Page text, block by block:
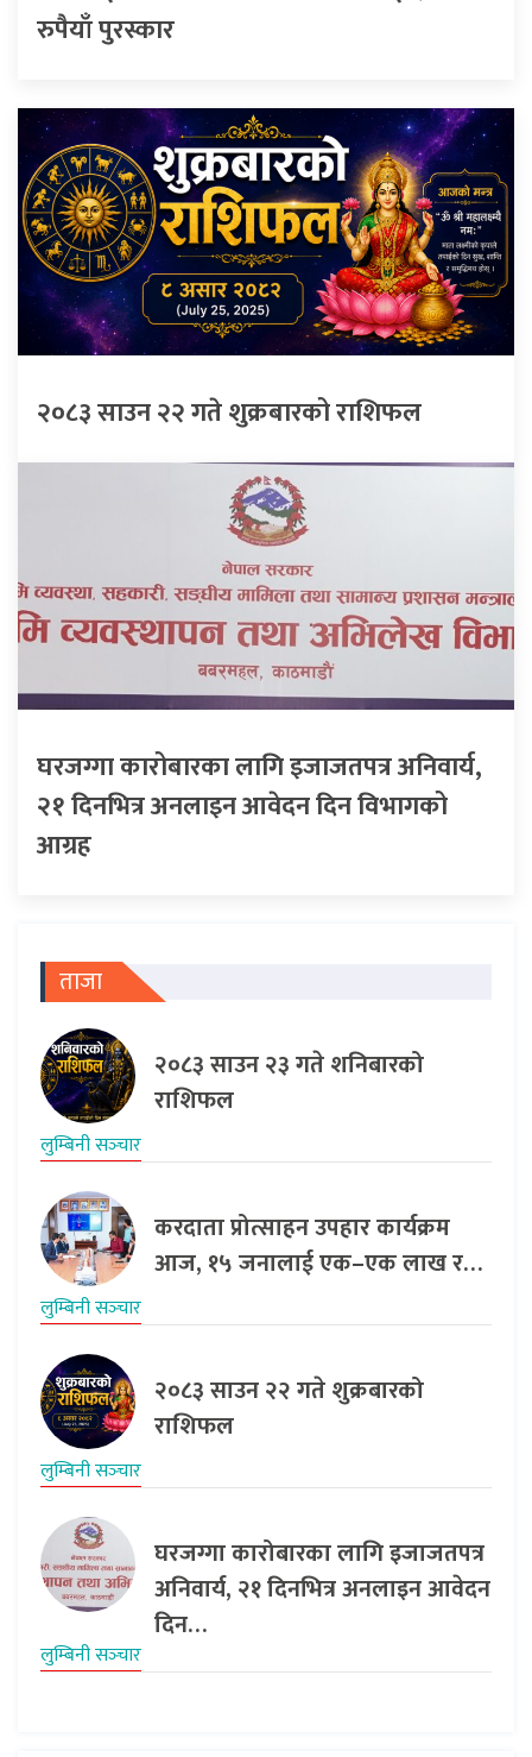
रुपैयाँ पुरस्कार
२०८३ साउन २२ गते शुक्रबारको राशिफल
घरजग्गा कारोबारका लागि इजाजतपत्र अनिवार्य,
२१ दिनभित्र अनलाइन आवेदन दिन विभागको
आग्रह
ताजा
२०८३ साउन २३ गते शनिबारको
राशिफल
लुम्बिनी सञ्‍चार
करदाता प्रोत्साहन उपहार कार्यक्रम
आज, १५ जनालाई एक–एक लाख र…
लुम्बिनी सञ्‍चार
२०८३ साउन २२ गते शुक्रबारको
राशिफल
लुम्बिनी सञ्‍चार
घरजग्गा कारोबारका लागि इजाजतपत्र
अनिवार्य, २१ दिनभित्र अनलाइन आवेदन
दिन…
लुम्बिनी सञ्‍चार